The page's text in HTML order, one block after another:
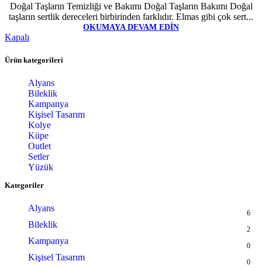
Doğal Taşların Temizliği ve Bakımı Doğal Taşların Bakımı Doğal
taşların sertlik dereceleri birbirinden farklıdır. Elmas gibi çok sert...
OKUMAYA DEVAM EDIN
Kapalı
Ürün kategorileri
Alyans
Bileklik
Kampanya
Kişisel Tasarım
Kolye
Küpe
Outlet
Setler
Yüzük
Kategoriler
Alyans 6
Bileklik 2
Kampanya 0
Kişisel Tasarım 0